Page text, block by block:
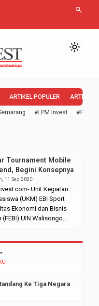
search
light_mode
ARTIKEL POPULER ARTIKEL
#LPM Invest
#FEBI
Tournament Mobile
Begini Konsepnya
11 Sep 2020
Unit Kegiatan
(UKM) EBI Sport
Ekonomi dan Bisnis
(FEBI) UIN Walisongo
tanggal 11-14
aktif UIN Walisongo
Ke Tiga Negara